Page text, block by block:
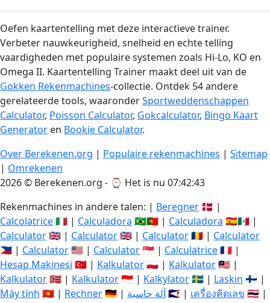
Oefen kaartentelling met deze interactieve trainer.
Verbeter nauwkeurigheid, snelheid en echte telling
vaardigheden met populaire systemen zoals Hi-Lo, KO en
Omega II. Kaartentelling Trainer maakt deel uit van de
Gokken Rekenmachines-collectie. Ontdek 54 andere
gerelateerde tools, waaronderSportweddenschappen
Calculator, Poisson Calculator, Gokcalculator, Bingo Kaart
Generator en Bookie Calculator.
Over Berekenen.org | Populaire rekenmachines | Sitemap
| Omrekenen
2026 © Berekenen.org - ⌚ Het is nu 07:42:44
Rekenmachines in andere talen: | Beregner 🇩🇰 |
Calcolatrice🇮🇹 | Calculadora 🇧🇷🇵🇹 | Calculadora 🇪🇸🇲🇽 |
Calculator🇬🇧 | Calculator🇬🇧 | Calculator🇷🇴 | Calculator
🇵🇭 | Calculator🇺🇸 | Calculator🇸🇬 | Calculatrice🇫🇷 |
Hesap Makinesi 🇹🇷 | Kalkulator🇵🇱 | Kalkulator🇲🇾 |
Kalkulator🇳🇴 | Kalkulator🇮🇩 | Kalkylator🇸🇪 | Laskin 🇫🇮 |
Máy tính 🇻🇳 | Rechner🇩🇪 | آلة حاسبة🇸🇦 | เครื่องคิดเลข 🇹🇭 |